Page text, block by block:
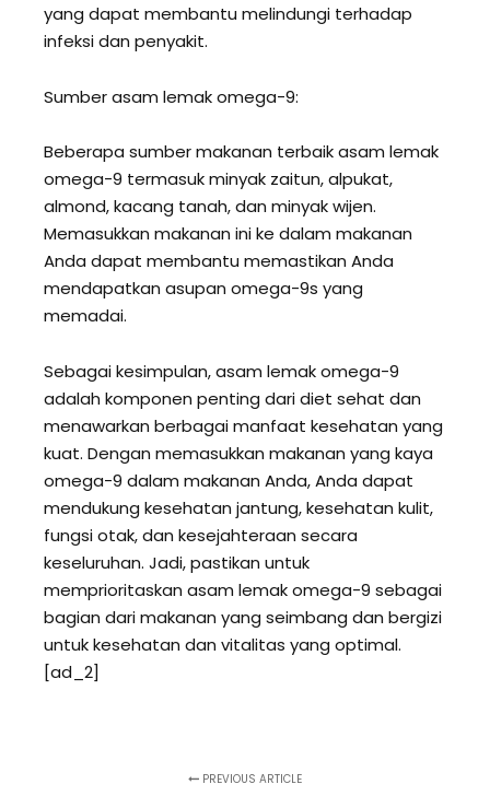
yang dapat membantu melindungi terhadap
infeksi dan penyakit.
Sumber asam lemak omega-9:
Beberapa sumber makanan terbaik asam lemak
omega-9 termasuk minyak zaitun, alpukat,
almond, kacang tanah, dan minyak wijen.
Memasukkan makanan ini ke dalam makanan
Anda dapat membantu memastikan Anda
mendapatkan asupan omega-9s yang
memadai.
Sebagai kesimpulan, asam lemak omega-9
adalah komponen penting dari diet sehat dan
menawarkan berbagai manfaat kesehatan yang
kuat. Dengan memasukkan makanan yang kaya
omega-9 dalam makanan Anda, Anda dapat
mendukung kesehatan jantung, kesehatan kulit,
fungsi otak, dan kesejahteraan secara
keseluruhan. Jadi, pastikan untuk
memprioritaskan asam lemak omega-9 sebagai
bagian dari makanan yang seimbang dan bergizi
untuk kesehatan dan vitalitas yang optimal.
[ad_2]
PREVIOUS ARTICLE